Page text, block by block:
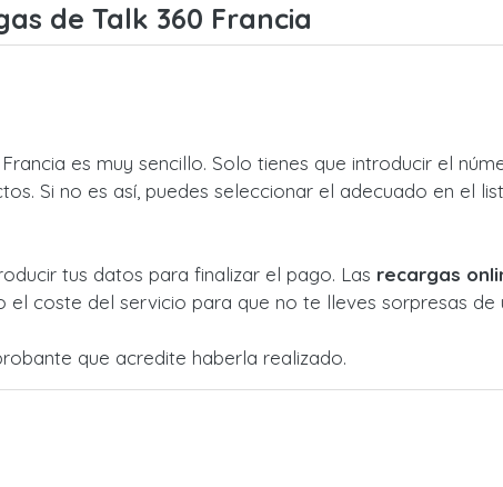
de Talk 360 Francia
es muy sencillo. Solo tienes que introducir el
Si no es así, puedes seleccionar el adecuado en el
tus datos para finalizar el pago. Las recargas
coste del servicio para que no te lleves sorpresas de
que acredite haberla realizado.